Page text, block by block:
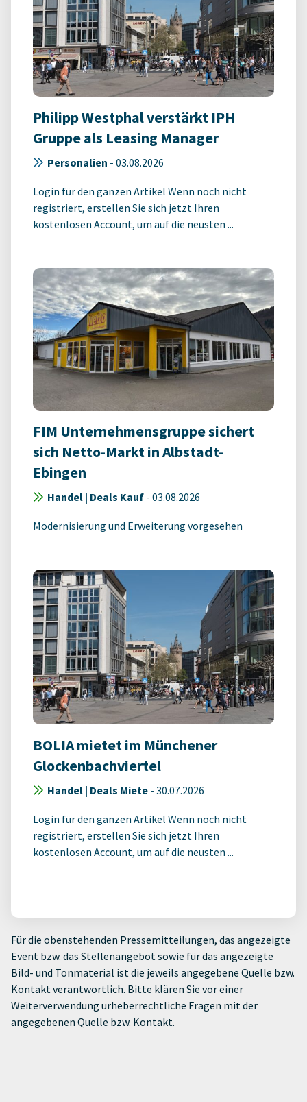
Philipp Westphal verstärkt IPH
Gruppe als Leasing Manager
Personalien - 03.08.2026
Login für den ganzen Artikel Wenn noch nicht
registriert, erstellen Sie sich jetzt Ihren
kostenlosen Account, um auf die neusten ...
FIM Unternehmensgruppe sichert
sich Netto-Markt in Albstadt-
Ebingen
Handel | Deals Kauf - 03.08.2026
Modernisierung und Erweiterung vorgesehen
BOLIA mietet im Münchener
Glockenbachviertel
Handel | Deals Miete - 30.07.2026
Login für den ganzen Artikel Wenn noch nicht
registriert, erstellen Sie sich jetzt Ihren
kostenlosen Account, um auf die neusten ...
Für die obenstehenden Pressemitteilungen, das angezeigte
Event bzw. das Stellenangebot sowie für das angezeigte
Bild- und Tonmaterial ist die jeweils angegebene Quelle bzw.
Kontakt verantwortlich. Bitte klären Sie vor einer
Weiterverwendung urheberrechtliche Fragen mit der
angegebenen Quelle bzw. Kontakt.